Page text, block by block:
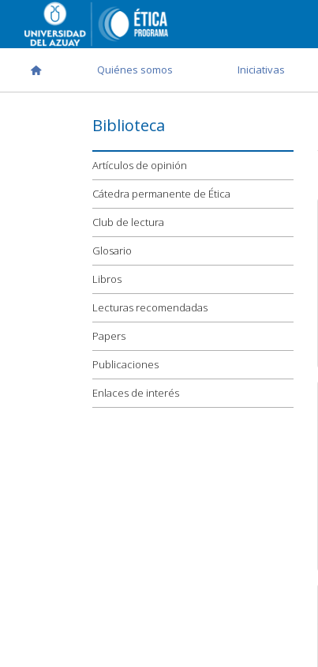
Quiénes somos Iniciativas
Biblioteca
Artículos de opinión
Cátedra permanente de Ética
Club de lectura
Glosario
Libros
Lecturas recomendadas
Papers
Publicaciones
Enlaces de interés